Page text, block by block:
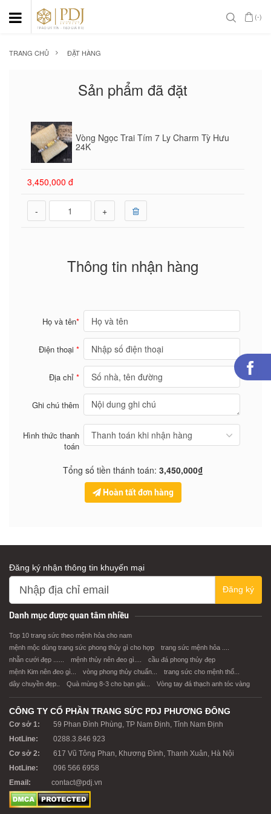
(-)
TRANG CHỦ ĐẶT HÀNG
Sản phẩm đã đặt
Vòng Ngọc Trai Tím 7 Ly Charm Tỳ Hưu
24K
3,450,000 đ
- +
Thông tin nhận hàng
Họ và tên*
Điện thoại*
Địa chỉ*
Ghi chú thêm
Hình thức thanh
toán
Tổng số tiền thánh toán: 3,450,000₫
Hoàn tất đơn hàng
Đăng ký nhận thông tin khuyến mại
Đăng ký
Danh mục được quan tâm nhiều
Top 10 trang sức theo mệnh hỏa cho nam
mệnh mộc dùng trang sức phong thủy gì cho hợp
trang sức mệnh hỏa ....
nhẫn cưới đẹp ......
mệnh thủy nên đeo gì....
cầu đá phong thủy đẹp
mệnh Kim nên đeo gì...
vòng phong thủy chuẩn...
trang sức cho mệnh thổ...
dây chuyền đẹp..
Quà mùng 8-3 cho bạn gái... Vòng tay đá thạch anh tóc vàng
CÔNG TY CỔ PHẦN TRANG SỨC PDJ PHƯƠNG ĐÔNG
Cơ sở 1:
59 Phan Đình Phùng, TP Nam Định, Tỉnh Nam Định
HotLine:
0288.3.846 923
Cơ sở 2:
617 Vũ Tông Phan, Khương Đình, Thanh Xuân, Hà Nội
HotLine:
096 566 6958
Email:
contact@pdj.vn